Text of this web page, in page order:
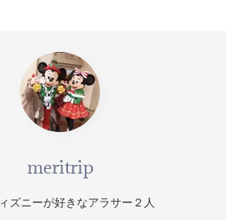
meritrip
ズニーが好きなアラサー２人